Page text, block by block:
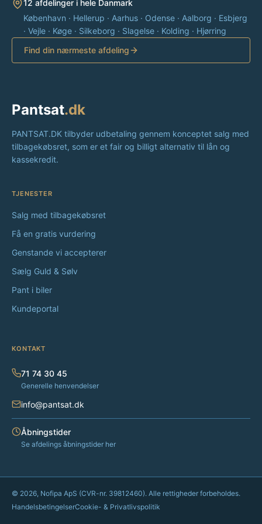
12 afdelinger i hele Danmark
København · Hellerup · Aarhus · Odense · Aalborg · Esbjerg
· Vejle · Køge · Silkeborg · Slagelse · Kolding · Hjørring
Find din nærmeste afdeling
Pantsat.dk
PANTSAT.DK tilbyder udbetaling gennem konceptet salg med
tilbagekøbsret, som er et fair og billigt alternativ til lån og
kassekredit.
TJENESTER
Salg med tilbagekøbsret
Få en gratis vurdering
Genstande vi accepterer
Sælg Guld & Sølv
Pant i biler
Kundeportal
KONTAKT
71 74 30 45
Generelle henvendelser
info@pantsat.dk
Åbningstider
Se afdelings åbningstider her
© 2026, Nofipa ApS (CVR-nr. 39812460). Alle rettigheder forbeholdes.
HandelsbetingelserCookie- & Privatlivspolitik